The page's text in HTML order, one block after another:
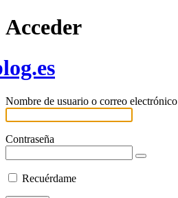
Acceder
Nombre de usuario o correo electrónico
Contraseña
Recuérdame